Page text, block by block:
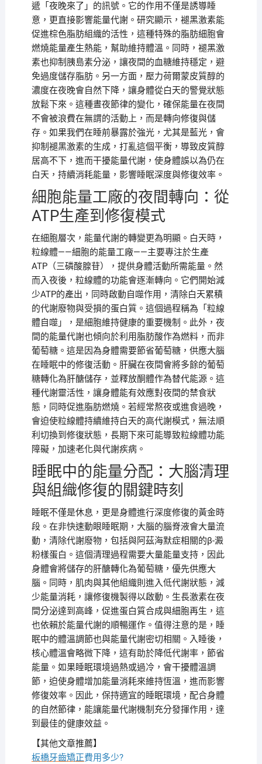
遞「夜晚來了」的訊號。它的作用不僅是誘導睡
意，更直接影響能量代謝。研究顯示，褪黑激素能
促進棕色脂肪組織的活性，這種特殊的脂肪細胞會
燃燒能量產生熱能，幫助維持體溫。同時，褪黑激
素也抑制胰島素分泌，讓夜間的血糖維持穩定，避
免過度儲存脂肪。另一方面，壓力荷爾蒙皮質醇的
濃度在夜晚會自然下降，讓身體從白天的警覺狀態
放鬆下來。這種晝夜節律的變化，確保能量在夜間
不會被浪費在無謂的活動上，而是轉向修復與儲
存。如果我們在睡前暴露於強光，尤其是藍光，會
抑制褪黑激素的生成，打亂這個平衡，導致皮質醇
居高不下，進而干擾能量代謝，使身體誤以為仍在
白天，持續消耗能量，影響睡眠深度與修復效率。
細胞能量工廠的夜間轉向：從
ATP生產到修復模式
在細胞層次，能量代謝的轉變更為明顯。白天時，
粒線體——細胞的能量工廠——主要專注於生產
ATP（三磷酸腺苷），提供身體活動所需能量。然
而入夜後，粒線體的功能會逐漸轉向。它們開始減
少ATP的產出，同時啟動自噬作用，清除白天累積
的代謝廢物與受損的蛋白質。這個過程稱為「粒線
體自噬」，是細胞維持健康的重要機制。此外，夜
間的能量代謝也傾向於利用脂肪酸作為燃料，而非
葡萄糖。這是因為身體需要節省葡萄糖，供應大腦
在睡眠中的修復活動。肝臟在夜間會將多餘的葡萄
糖轉化為肝醣儲存，並釋放酮體作為替代能源。這
種代謝靈活性，讓身體能有效應對夜間的禁食狀
態，同時促進脂肪燃燒。若經常熬夜或進食過晚，
會迫使粒線體持續維持白天的高代謝模式，無法順
利切換到修復狀態，長期下來可能導致粒線體功能
障礙，加速老化與代謝疾病。
睡眠中的能量分配：大腦清理
與組織修復的關鍵時刻
睡眠不僅是休息，更是身體進行深度修復的黃金時
段。在非快速動眼睡眠期，大腦的腦脊液會大量流
動，清除代謝廢物，包括與阿茲海默症相關的β-澱
粉樣蛋白。這個清理過程需要大量能量支持，因此
身體會將儲存的肝醣轉化為葡萄糖，優先供應大
腦。同時，肌肉與其他組織則進入低代謝狀態，減
少能量消耗，讓修復機製得以啟動。生長激素在夜
間分泌達到高峰，促進蛋白質合成與細胞再生，這
也依賴於能量代謝的順暢運作。值得注意的是，睡
眠中的體溫調節也與能量代謝密切相關。入睡後，
核心體溫會略微下降，這有助於降低代謝率，節省
能量。如果睡眠環境過熱或過冷，會干擾體溫調
節，迫使身體增加能量消耗來維持恆溫，進而影響
修復效率。因此，保持適宜的睡眠環境，配合身體
的自然節律，能讓能量代謝機制充分發揮作用，達
到最佳的健康效益。
【其他文章推薦】
板橋牙齒矯正費用多少?